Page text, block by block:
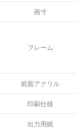
画寸
フレーム
前面アクリル
印刷仕様
出力用紙